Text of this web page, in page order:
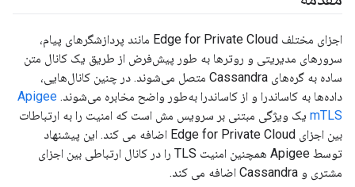
اجزای مختلف Edge for Private Cloud مانند پردازشگرهای پیام،
سرورهای مدیریتی و روترها به طور پیش‌فرض از طریق یک کانال متن
ساده به گره‌های Cassandra متصل می‌شوند. در چنین کانال‌هایی،
داده‌ها به کاساندرا و از کاساندرا به‌طور واضح مخابره می‌شوند. Apigee
mTLS یک ویژگی مبتنی بر سرویس مش است که امنیت را به ارتباطات
بین اجزای Edge for Private Cloud اضافه می کند. این پیشنهاد
توسط Apigee همچنین امنیت TLS را در کانال ارتباطی بین اجزای
مشتری و Cassandra اضافه می کند.